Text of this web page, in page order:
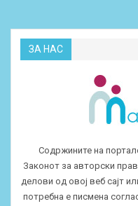
ЗА НАС
Содржините на
Законот за авторски
делови од овој веб сајт
потребна е писмена